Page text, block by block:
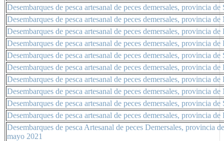
Desembarques de pesca artesanal de peces demersales, provincia
Desembarques de pesca artesanal de peces demersales, provincia
Desembarques de pesca artesanal de peces demersales, provincia
Desembarques de pesca artesanal de peces demersales, provincia
Desembarques de pesca artesanal de peces demersales, provincia
Desembarques de pesca artesanal de peces demersales, provincia
Desembarques de pesca artesanal de peces demersales, provincia
Desembarques de pesca artesanal de peces demersales, provincia
Desembarques de pesca artesanal de peces demersales, provincia
Desembarques de pesca artesanal de peces demersales, provincia
Desembarques de pesca Artesanal de peces Demersales, provincia
mayo 2021